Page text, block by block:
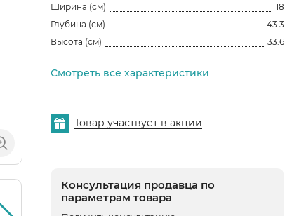
Ширина (см)
18
Глубина (см)
43.3
Высота (см)
33.6
Смотреть все характеристики
Товар участвует в акции
Консультация продавца по
параметрам товара